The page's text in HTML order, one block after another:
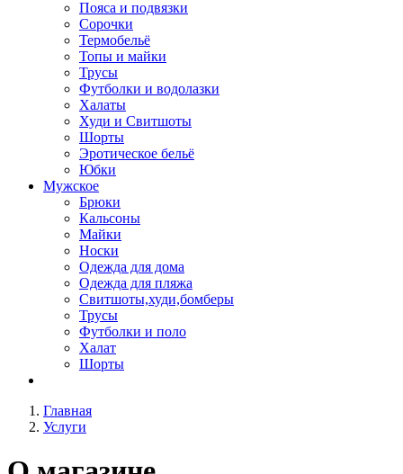
Пояса и подвязки
Сорочки
Термобельё
Топы и майки
Трусы
Футболки и водолазки
Халаты
Худи и Свитшоты
Шорты
Эротическое бельё
Юбки
Мужское
Брюки
Кальсоны
Майки
Носки
Одежда для дома
Одежда для пляжа
Свитшоты,худи,бомберы
Трусы
Футболки и поло
Халат
Шорты
Главная
Услуги